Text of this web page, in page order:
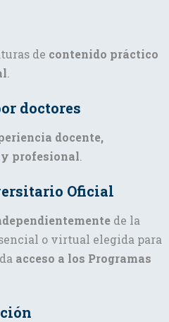
de contenido práctico
.
doctores
docente,
profesional.
Oficial
de la
o virtual elegida para
acceso a los Programas